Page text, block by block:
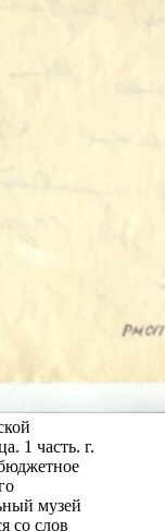
1 часть. г.
музей
со слов